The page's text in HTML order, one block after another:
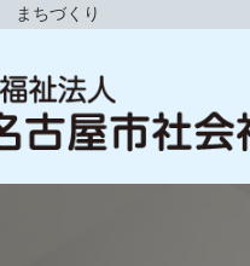
まちづくり